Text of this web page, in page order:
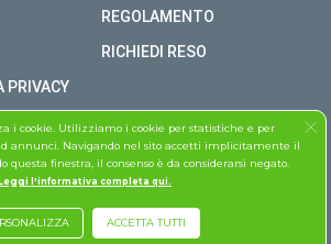
REGOLAMENTO
RICHIEDI RESO
PRIVACY
STORE S.R.L. P.I. 02979990609
i cookie. Utilizziamo i cookie per statistiche e per
annunci. Navigando nel sito accetti implicitamente il
questa finestra, il consenso è da considerarsi negato.
l'informativa completa qui.
ACCETTA TUTTI